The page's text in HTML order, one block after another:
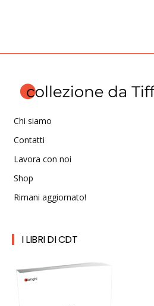
Chi siamo
Contatti
Lavora con noi
Shop
Rimani aggiornato!
I LIBRI DI CDT